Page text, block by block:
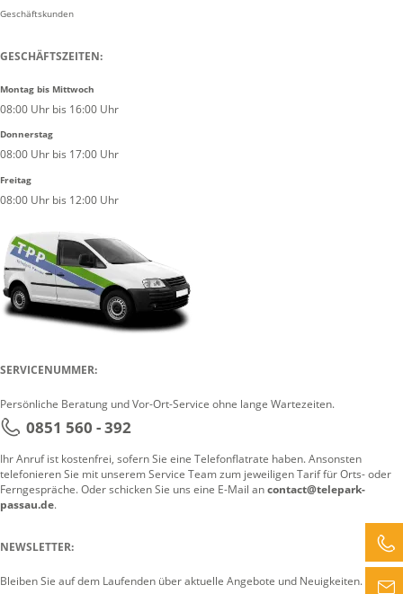
Geschäftskunden
GESCHÄFTSZEITEN:
Montag bis Mittwoch
08:00 Uhr bis 16:00 Uhr
Donnerstag
08:00 Uhr bis 17:00 Uhr
Freitag
08:00 Uhr bis 12:00 Uhr
SERVICENUMMER:
Persönliche Beratung und Vor-Ort-Service ohne lange Wartezeiten.
0851 560 - 392
Ihr Anruf ist kostenfrei, sofern Sie eine Telefonflatrate haben. Ansonsten
telefonieren Sie mit unserem Service Team zum jeweiligen Tarif für Orts- oder
Ferngespräche. Oder schicken Sie uns eine E-Mail ancontact@telepark-
passau.de.
NEWSLETTER:
Bleiben Sie auf dem Laufenden über aktuelle Angebote und Neuigkeiten.